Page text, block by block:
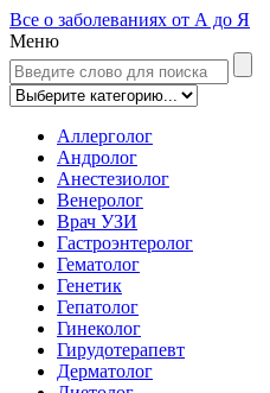
Все о заболеваниях от А до Я
Меню
Аллерголог
Андролог
Анестезиолог
Венеролог
Врач УЗИ
Гастроэнтеролог
Гематолог
Генетик
Гепатолог
Гинеколог
Гирудотерапевт
Дерматолог